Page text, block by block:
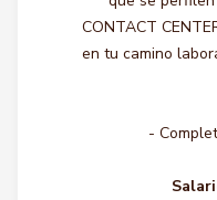
CONTACT
en tu camino
-